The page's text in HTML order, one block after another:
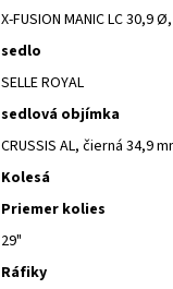
X-FUSION MANIC LC
sedlo
SELLE ROYAL
sedlová objímka
CRUSSIS AL, čierná 34,9
Kolesá
Priemer kolies
29"
Ráfiky